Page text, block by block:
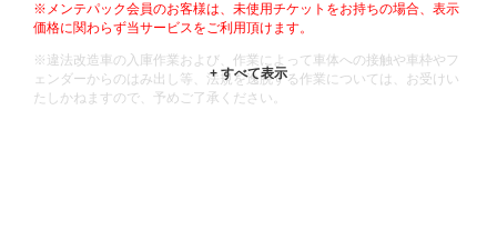
※メンテパック会員のお客様は、未使用チケットをお持ちの場合、表示
価格に関わらず当サービスをご利用頂けます。
※違法改造車の入庫作業および、作業によって車体への接触や車枠やフ
ェンダーからのはみ出し等、法規を逸脱する作業については、お受けい
たしかねますので、予めご了承ください。